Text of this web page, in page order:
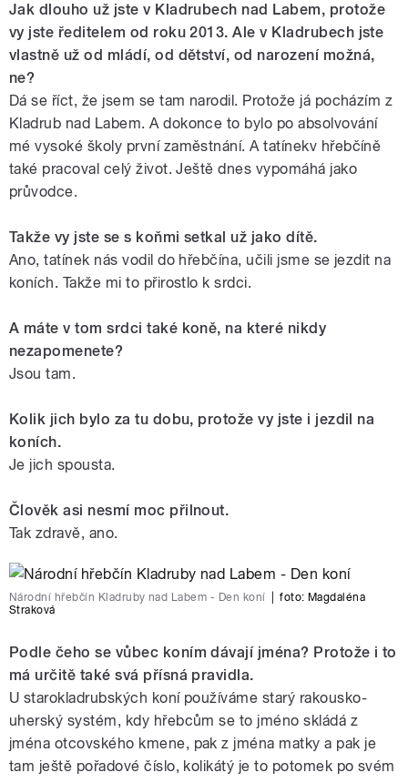
Jak dlouho už jste v Kladrubech nad Labem, protože
vy jste ředitelem od roku 2013. Ale v Kladrubech jste
vlastně už od mládí, od dětství, od narození možná,
ne?
Dá se říct, že jsem se tam narodil. Protože já pocházím z
Kladrub nad Labem. A dokonce to bylo po absolvování
mé vysoké školy první zaměstnání. A tatínekv hřebčíně
také pracoval celý život. Ještě dnes vypomáhá jako
průvodce.
Takže vy jste se s koňmi setkal už jako dítě.
Ano, tatínek nás vodil do hřebčína, učili jsme se jezdit na
koních. Takže mi to přirostlo k srdci.
A máte v tom srdci také koně, na které nikdy
nezapomenete?
Jsou tam.
Kolik jich bylo za tu dobu, protože vy jste i jezdil na
koních.
Je jich spousta.
Člověk asi nesmí moc přilnout.
Tak zdravě, ano.
Národní hřebčín Kladruby nad Labem - Den koní foto: Magdaléna
Straková
Podle čeho se vůbec koním dávají jména? Protože i to
má určitě také svá přísná pravidla.
U starokladrubských koní používáme starý rakousko-
uherský systém, kdy hřebcům se to jméno skládá z
jména otcovského kmene, pak z jména matky a pak je
tam ještě pořadové číslo, kolikátý je to potomek po svém